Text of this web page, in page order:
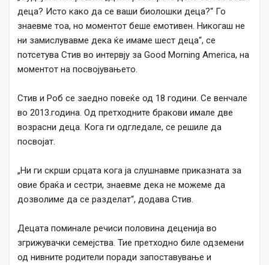
деца? Исто како да се ваши биолошки деца?“ Го
знаевме тоа, но моментот беше емотивен. Никогаш не
ни замислувавме дека ќе имаме шест деца“, се
потсетува Стив во интервју за Good Morning America, на
моментот на посвојувањето.
Стив и Роб се заедно повеќе од 18 години. Се венчале
во 2013.година. Од претходните бракови имале две
возрасни деца. Кога ги одгледале, се решиле да
посвојат.
„Ни ги скрши срцата кога ја слушнавме приказната за
овие браќа и сестри, знаевме дека не можеме да
дозволиме да се разделат“, додава Стив.
Децата поминале речиси половина деценија во
згрижувачки семејства. Тие претходно биле одземени
од нивните родители поради запоставување и